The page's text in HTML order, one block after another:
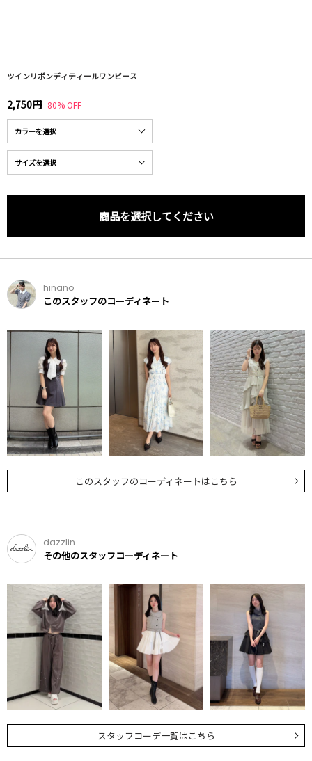
ツインリボンディティールワンピース
2,750円 80% OFF
商品を選択してください
hinano
このスタッフのコーディネート
このスタッフのコーディネートはこちら
dazzlin
その他のスタッフコーディネート
スタッフコーデ一覧はこちら